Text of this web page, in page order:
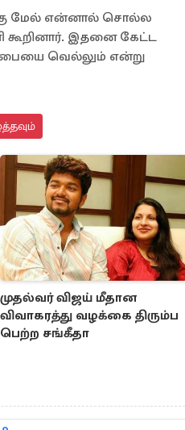
மேல் என்னால் சொல்ல
கூறினார். இதனை கேட்ட
வெல்லும் என்று
முதல்வர் விஜய் மீதான
விவாகரத்து வழக்கை திரும்ப
பெற்ற சங்கீதா